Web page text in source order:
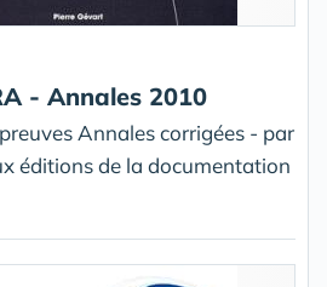
- Annales 2010
Annales corrigées - par
éditions de la documentation